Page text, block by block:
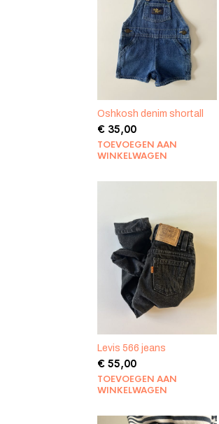
Oshkosh denim shortall
€35,00
TOEVOEGEN AAN
WINKELWAGEN
Levis 566 jeans
€55,00
TOEVOEGEN AAN
WINKELWAGEN